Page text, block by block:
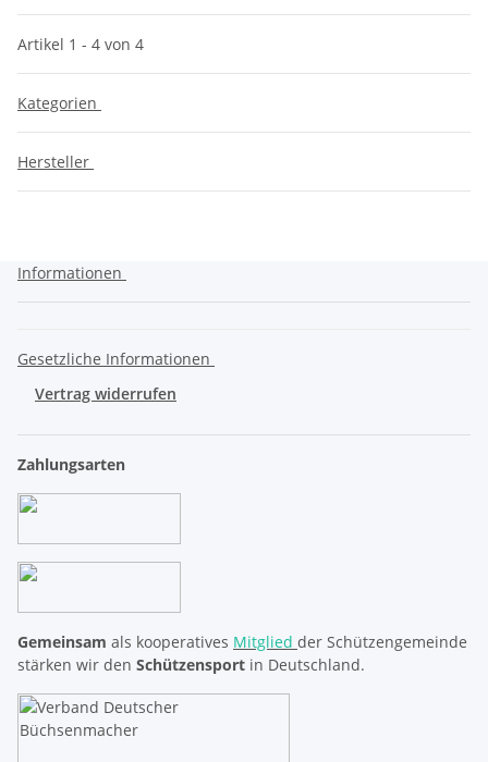
Artikel 1 - 4 von 4
Kategorien
Hersteller
Informationen
Gesetzliche Informationen
Vertrag widerrufen
Zahlungsarten
Gemeinsam als kooperatives Mitglied der Schützengemeinde
stärken wir den Schützensport in Deutschland.